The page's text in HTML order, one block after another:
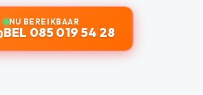
NU BEREIKBAAR
BEL 085 019 54 28